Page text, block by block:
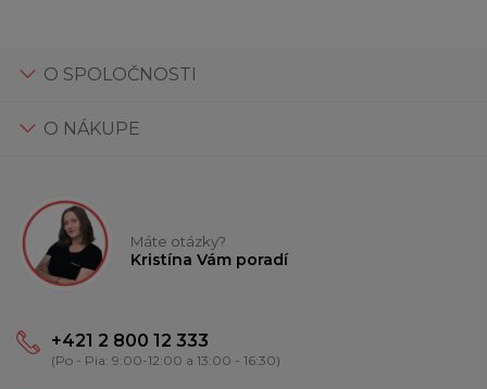
O SPOLOČNOSTI
O NÁKUPE
Máte otázky?
Kristína Vám poradí
+421 2 800 12 333
(Po - Pia: 9:00-12:00 a 13:00 - 16:30)